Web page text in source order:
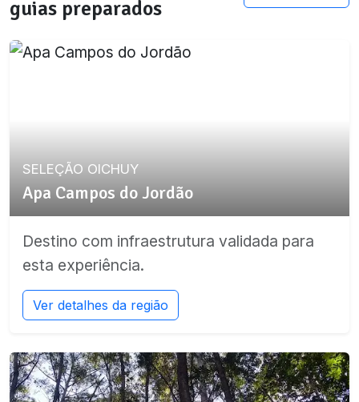
guias preparados
SELEÇÃO OICHUY
Apa Campos do Jordão
Destino com infraestrutura validada para
esta experiência.
Ver detalhes da região